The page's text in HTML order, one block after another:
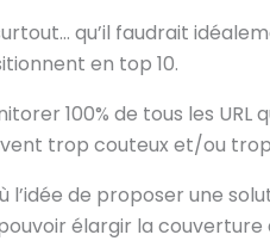
qu’il faudrait
en top 10.
100% de tous les
trop couteux et/ou
l’idée de proposer une
élargir la